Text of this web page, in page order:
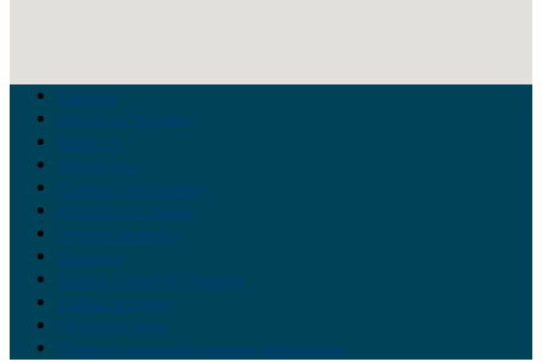
Главная
Война на Украине
Новости
Аналитика
Тайны Геополитики
Российские элиты
Теория заговора
Украина
Новый Мировой Порядок
Тайны истории
Обратная связь
Правила комментирования материалов